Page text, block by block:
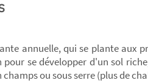
annuelle, qui se plante aux
pour se développer d'un sol
champs ou sous serre (plus de